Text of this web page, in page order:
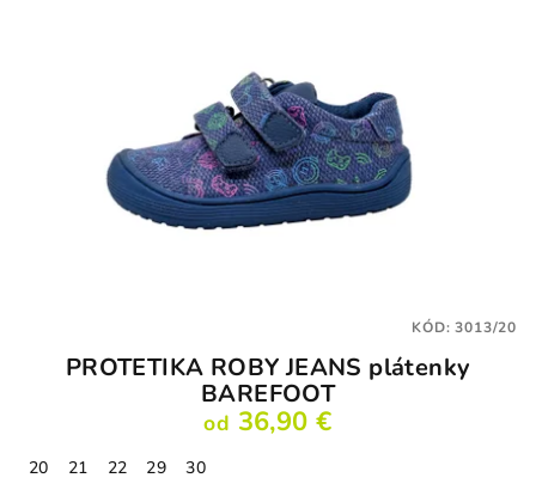
PROTETIKA ROBY JEANS plátenky
BAREFOOT
od 36,90 €
20 21 22 29
30
KÓD:3013/20